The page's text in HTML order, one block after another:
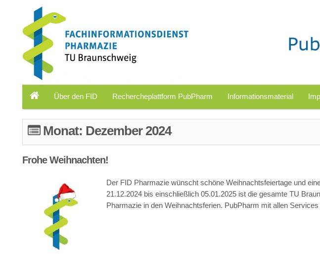
Über den FID Rechercheplattform PubPharm Informationsmaterial
Monat: Dezember 2024
Frohe Weihnachten!
Der FID Pharmazie wünscht schöne Weihnachtsfeiertage und
21.12.2024 bis einschließlich 05.01.2025 ist die gesamte TU
Pharmazie in den Weihnachtsferien. PubPharm mit allen